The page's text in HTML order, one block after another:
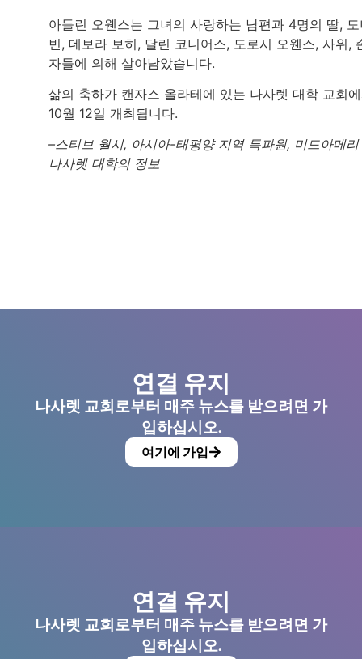
아들린 오웬스는 그녀의 사랑하는 남편과 4명의 딸,
빈, 데보라 보히, 달린 코니어스, 도로시 오웬스, 사위,
자들에 의해 살아남았습니다.
삶의 축하가 캔자스 올라테에 있는 나사렛 대학 교회
10월 12일 개최됩니다.
–스티브 월시, 아시아-태평양 지역 특파원, 미드아메리
나사렛 대학의 정보
연결 유지
나사렛 교회로부터 매주 뉴스를 받으려면 가
입하십시오.
여기에 가입
연결 유지
나사렛 교회로부터 매주 뉴스를 받으려면 가
입하십시오.